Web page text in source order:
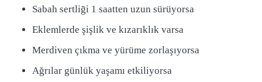
Sabah sertliği 1 saatten uzun sürüyorsa
Eklemlerde şişlik ve kızarıklık varsa
Merdiven çıkma ve yürüme zorlaşıyorsa
Ağrılar günlük yaşamı etkiliyorsa